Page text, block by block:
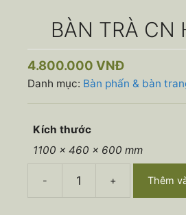
BÀN TRÀ CN
4.800.000 VNĐ
Danh mục: Bàn phấn & bàn
Kích thước
1100 × 460 × 600 mm
-
trà
+ Thêm